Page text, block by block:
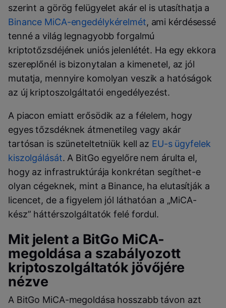
szerint a görög felügyelet akár el is utasíthatja a
Binance MiCA-engedélykérelmét, ami kérdésessé
tenné a világ legnagyobb forgalmú
kriptotőzsdéjének uniós jelenlétét. Ha egy ekkora
szereplőnél is bizonytalan a kimenetel, az jól
mutatja, mennyire komolyan veszik a hatóságok
az új kriptoszolgáltatói engedélyezést.
A piacon emiatt erősödik az a félelem, hogy
egyes tőzsdéknek átmenetileg vagy akár
tartósan is szüneteltetniük kell az EU-s ügyfelek
kiszolgálását. A BitGo egyelőre nem árulta el,
hogy az infrastruktúrája konkrétan segíthet-e
olyan cégeknek, mint a Binance, ha elutasítják a
licencet, de a figyelem jól láthatóan a „MiCA-
kész” háttérszolgáltatók felé fordul.
Mit jelent a BitGo MiCA-
megoldása a szabályozott
kriptoszolgáltatók jövőjére
nézve
A BitGo MiCA-megoldása hosszabb távon azt